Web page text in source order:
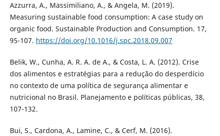
Azzurra, A., Massimiliano, A., & Angela, M. (2019).
Measuring sustainable food consumption: A case study on
organic food. Sustainable Production and Consumption. 17,
95-107. https://doi.org/10.1016/j.spc.2018.09.007
Belik, W., Cunha, A. R. A. de A., & Costa, L. A. (2012). Crise
dos alimentos e estratégias para a redução do desperdício
no contexto de uma política de segurança alimentar e
nutricional no Brasil. Planejamento e políticas públicas, 38,
107-132.
Bui, S., Cardona, A., Lamine, C., & Cerf, M. (2016).